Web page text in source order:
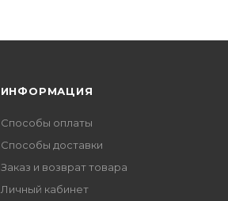
ИНФОРМАЦИЯ
Способы оплаты
Способы доставки
Заказ и возврат товара
Личный кабинет